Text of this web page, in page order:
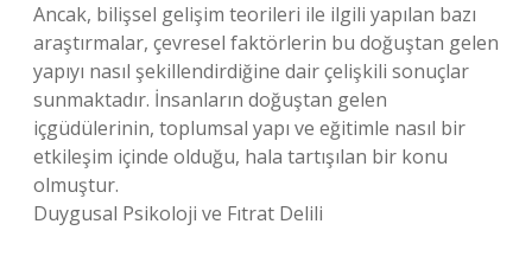
Ancak, bilişsel gelişim teorileri ile ilgili yapılan bazı
araştırmalar, çevresel faktörlerin bu doğuştan gelen
yapıyı nasıl şekillendirdiğine dair çelişkili sonuçlar
sunmaktadır. İnsanların doğuştan gelen
içgüdülerinin, toplumsal yapı ve eğitimle nasıl bir
etkileşim içinde olduğu, hala tartışılan bir konu
olmuştur.
Duygusal Psikoloji ve Fıtrat Delili